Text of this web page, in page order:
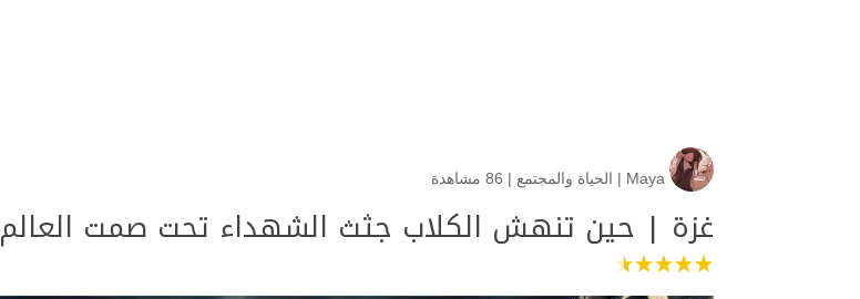
Maya
| الحياة والمجتمع | 86 مشاهدة
غزة | حين تنهش الكلاب جثث الشهداء تحت صمت العالم